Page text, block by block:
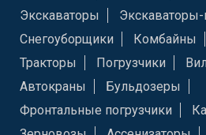
Экскаваторы
Экскаваторы-
Снегоуборщики
Комбайны
Тракторы
Погрузчики
Автокраны
Бульдозеры
Фронтальные погрузчики